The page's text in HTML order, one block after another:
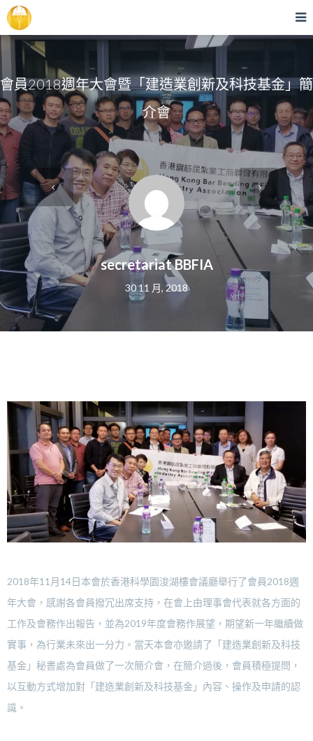
會員2018週年大會暨「建造業創新及科技基金」簡
介會
secretariat BBFIA
30 11 月, 2018
2018年11月14日本會於香港科學園浚湖樓會議廳舉行了會員2018週
年大會，感謝各會員撥冗出席支持，在會上由理事會代表就各方面的
工作及會務作出報告，並為2019年度會務作展望，期望新一年繼續做
實事，為行業未來出一分力。當天本會亦邀請了「建造業創新及科技
基金」秘書處為會員做了一次簡介會，在簡介過後，會員積極提問，
以互動方式增加對「建造業創新及科技基金」內容、操作及申請的認
識。